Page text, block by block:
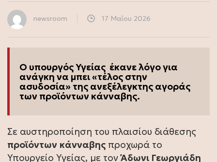
newsroom 17 Μαΐου 2026
Ο υπουργός Υγείας έκανε λόγο για
ανάγκη να μπει «τέλος στην
ασυδοσία» της ανεξέλεγκτης αγοράς
των προϊόντων κάνναβης.
Σε αυστηροποίηση του πλαισίου διάθεσης
προϊόντων κάνναβης προχωρά το
Υπουργείο Υγείας, με τονΆδωνι Γεωργιάδη